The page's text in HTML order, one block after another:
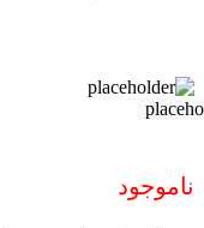
ناموجود